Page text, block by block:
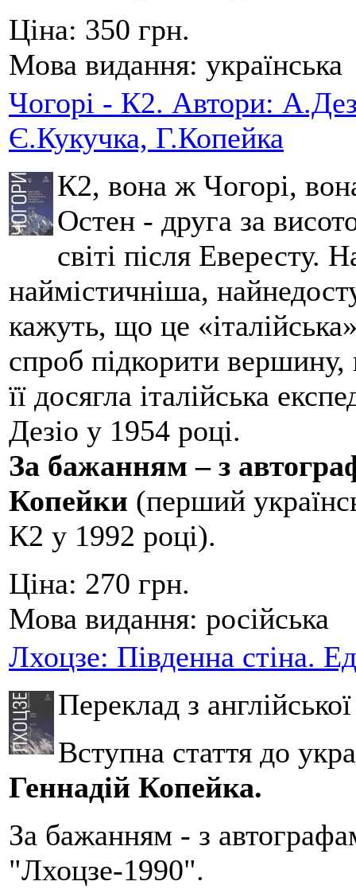
Ціна: 350 грн.
Мова видання: українська
Чогорі - К2. Автори:
Є.Кукучка, Г.Копейка
К2, вона ж Чогорі,
Остен - друга за
світі після Евересту.
наймістичніша,
кажуть, що це
спроб підкорити
її досягла італійська
Дезіо у 1954 році.
За бажанням – з
Копейки (перший
К2 у 1992 році).
Ціна: 270 грн.
Мова видання: російська
Лхоцзе: Південна стіна.
Переклад з
Вступна стаття до
Геннадій Копейка.
За бажанням - з
"Лхоцзе-1990".